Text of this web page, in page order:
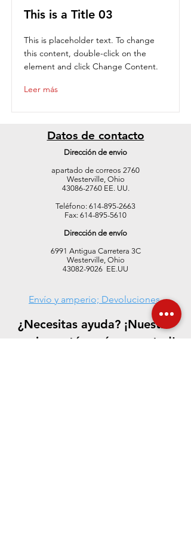
This is a Title 03
This is placeholder text. To change
this content, double-click on the
element and click Change Content.
Leer más
Datos de contacto
Dirección de envio
apartado de correos 2760
Westerville, Ohio
43086-2760 EE. UU.
Teléfono: 614-895-2663
Fax: 614-895-5610
Dirección de envío
6991 Antigua Carretera 3C
Westerville, Ohio
43082-9026 EE.UU
¿Necesitas ayuda? ¡Nuestro
equipo está aquí para usted!
Envío y amperio; Devoluciones